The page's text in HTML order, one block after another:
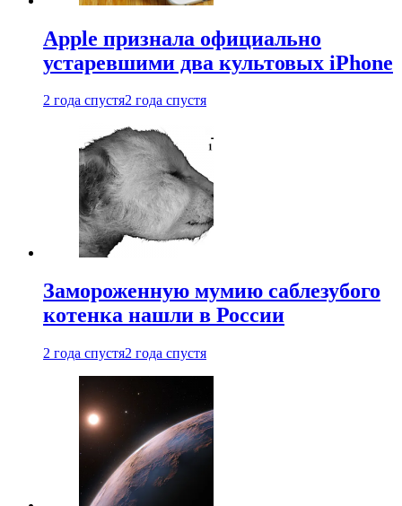
Apple признала официально
устаревшими два культовых iPhone
2 года спустя2 года спустя
Замороженную мумию саблезубого
котенка нашли в России
2 года спустя2 года спустя